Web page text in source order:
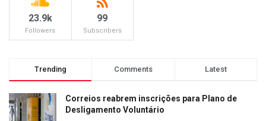
23.9k
Followers
99
Subscribers
Trending Comments Latest
Correios reabrem inscrições para Plano de
Desligamento Voluntário